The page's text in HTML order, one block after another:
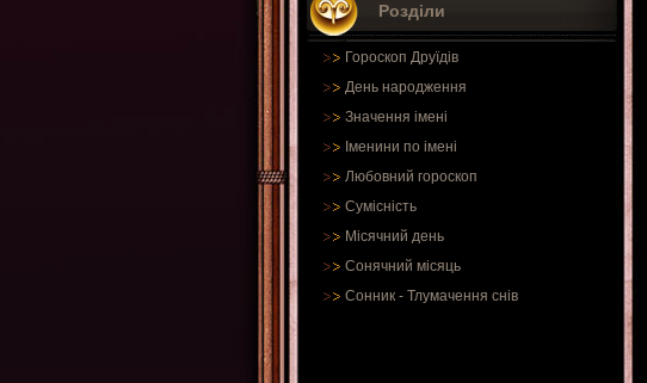
Розділи
Гороскоп Друїдів
День народження
Значення імені
Іменини по імені
Любовний гороскоп
Сумісність
Місячний день
Сонячний місяць
Сонник - Тлумачення снів